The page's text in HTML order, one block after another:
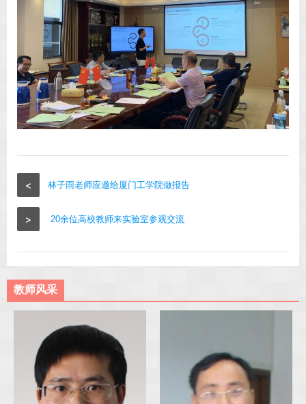
< 林子雨老师应邀给厦门工学院做报告
> 20余位高校教师来实验室参观交流
教师风采